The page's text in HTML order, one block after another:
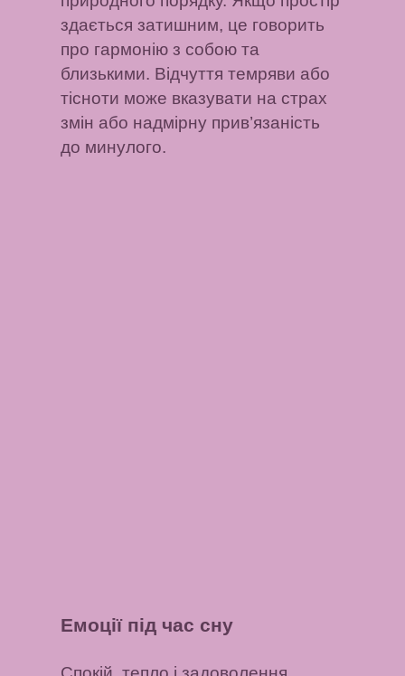
здається затишним, це говорить
про гармонію з собою та
близькими. Відчуття темряви або
тісноти може вказувати на страх
змін або надмірну прив’язаність
до минулого.
Емоції під час сну